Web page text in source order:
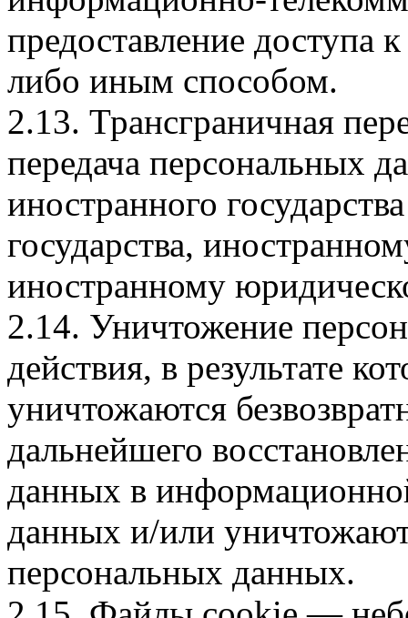
предоставление
либо иным способом.
2.13. Трансграничная
передача персональных
иностранного
государства,
иностранному
2.14. Уничтожение
действия, в результате
уничтожаются
дальнейшего
данных в
данных и/или
персональных данных.